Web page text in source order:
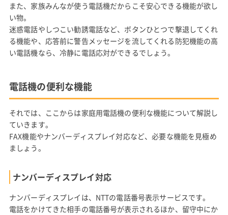
また、家族みんなが使う電話機だからこそ安心できる機能が欲し
い物。
迷惑電話やしつこい勧誘電話など、ボタンひとつで撃退してくれ
る機能や、応答前に警告メッセージを流してくれる防犯機能の高
い電話機なら、冷静に電話応対ができるでしょう。
電話機の便利な機能
それでは、ここからは家庭用電話機の便利な機能について解説し
ていきます。
FAX機能やナンバーディスプレイ対応など、必要な機能を見極め
ましょう。
ナンバーディスプレイ対応
ナンバーディスプレイは、NTTの電話番号表示サービスです。
電話をかけてきた相手の電話番号が表示されるほか、留守中にか